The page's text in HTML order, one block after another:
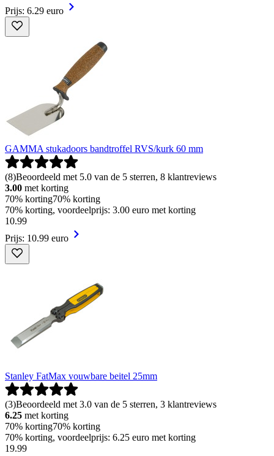
Prijs: 6.29 euro
GAMMA stukadoors bandtroffel RVS/kurk 60 mm
(8)Beoordeeld met 5.0 van de 5 sterren, 8 klantreviews
3.00 met korting
70% korting70% korting
70% korting, voordeelprijs: 3.00 euro met korting
10.99
Prijs: 10.99 euro
Stanley FatMax vouwbare beitel 25mm
(3)Beoordeeld met 3.0 van de 5 sterren, 3 klantreviews
6.25 met korting
70% korting70% korting
70% korting, voordeelprijs: 6.25 euro met korting
19.99